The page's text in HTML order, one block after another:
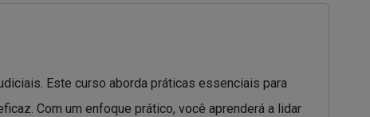
Este curso aborda práticas essenciais para
Com um enfoque prático, você aprenderá a lidar